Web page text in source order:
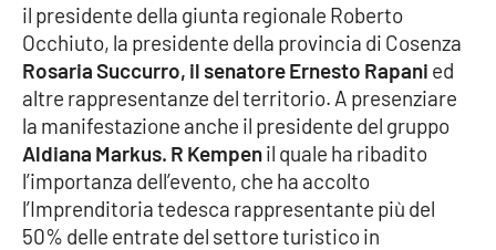
Parchi Marini Calabria
Leggendo Alvaro insieme
Imprese Di Calabria
Le perfidie di Antonella Grippo
il presidente della giunta regionale Roberto
Occhiuto, la presidente della provincia di Cosenza
Rosaria Succurro, il senatore Ernesto Rapani ed
altre rappresentanze del territorio. A presenziare
la manifestazione anche il presidente del gruppo
Aldiana Markus. R Kempenil quale ha ribadito
l’importanza dell’evento, che ha accolto
l’Imprenditoria tedesca rappresentante più del
50% delle entrate del settore turistico in